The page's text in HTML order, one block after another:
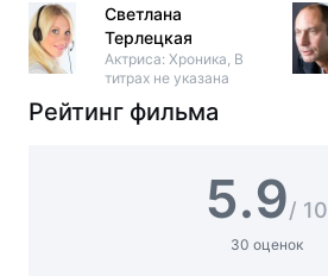
Светлана
Терлецкая
Актриса: Хроника, В
титрах не указана
Рейтинг фильма
5.9/ 10
30 оценок